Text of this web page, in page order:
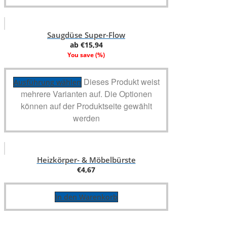
Saugdüse Super-Flow
ab €15,94
You save (%)
Ausführung wählen Dieses Produkt weist
mehrere Varianten auf. Die Optionen
können auf der Produktseite gewählt
werden
Heizkörper- & Möbelbürste
€4,67
In den Warenkorb